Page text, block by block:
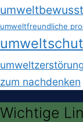
umweltfreundliche
zum nachdenken
Wichtige